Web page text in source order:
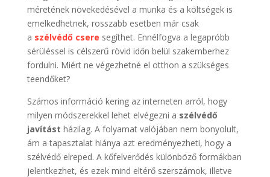
méretének növekedésével a munka és a költségek is
emelkedhetnek, rosszabb esetben már csak
a szélvédő csere segíthet. Ennélfogva a legapróbb
sérüléssel is célszerű rövid időn belül szakemberhez
fordulni. Miért ne végezhetné el otthon a szükséges
teendőket?
Számos információ kering az interneten arról, hogy
milyen módszerekkel lehet elvégezni a szélvédő
javítást házilag. A folyamat valójában nem bonyolult,
ám a tapasztalat hiánya azt eredményezheti, hogy a
szélvédő elreped. A kőfelverődés különböző formákban
jelentkezhet, és ezek mind eltérő szerszámok, illetve